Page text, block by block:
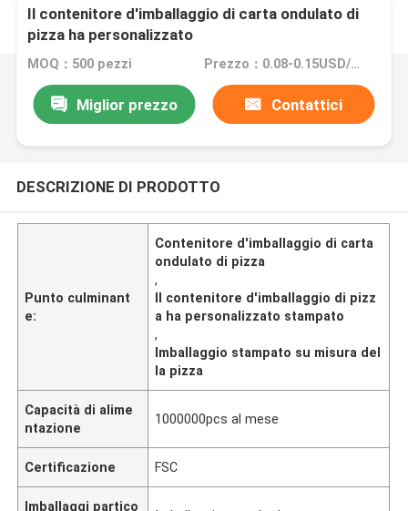
Il contenitore d'imballaggio di carta ondulato di
pizza ha personalizzato
MOQ：500 pezzi Prezzo：0.08-0.15USD/PCS
Miglior prezzo Contattici
DESCRIZIONE DI PRODOTTO
Punto culminant
e:
Contenitore d'imballaggio di carta
ondulato di pizza
,
Il contenitore d'imballaggio di pizz
a ha personalizzato stampato
,
Imballaggio stampato su misura del
la pizza
Capacità di alime
ntazione
1000000pcs al mese
Certificazione FSC
Imballaggi partico